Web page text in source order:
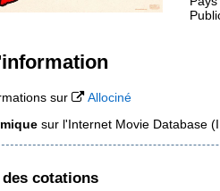
sur
Allociné
sur l'Internet Movie Database
cotations